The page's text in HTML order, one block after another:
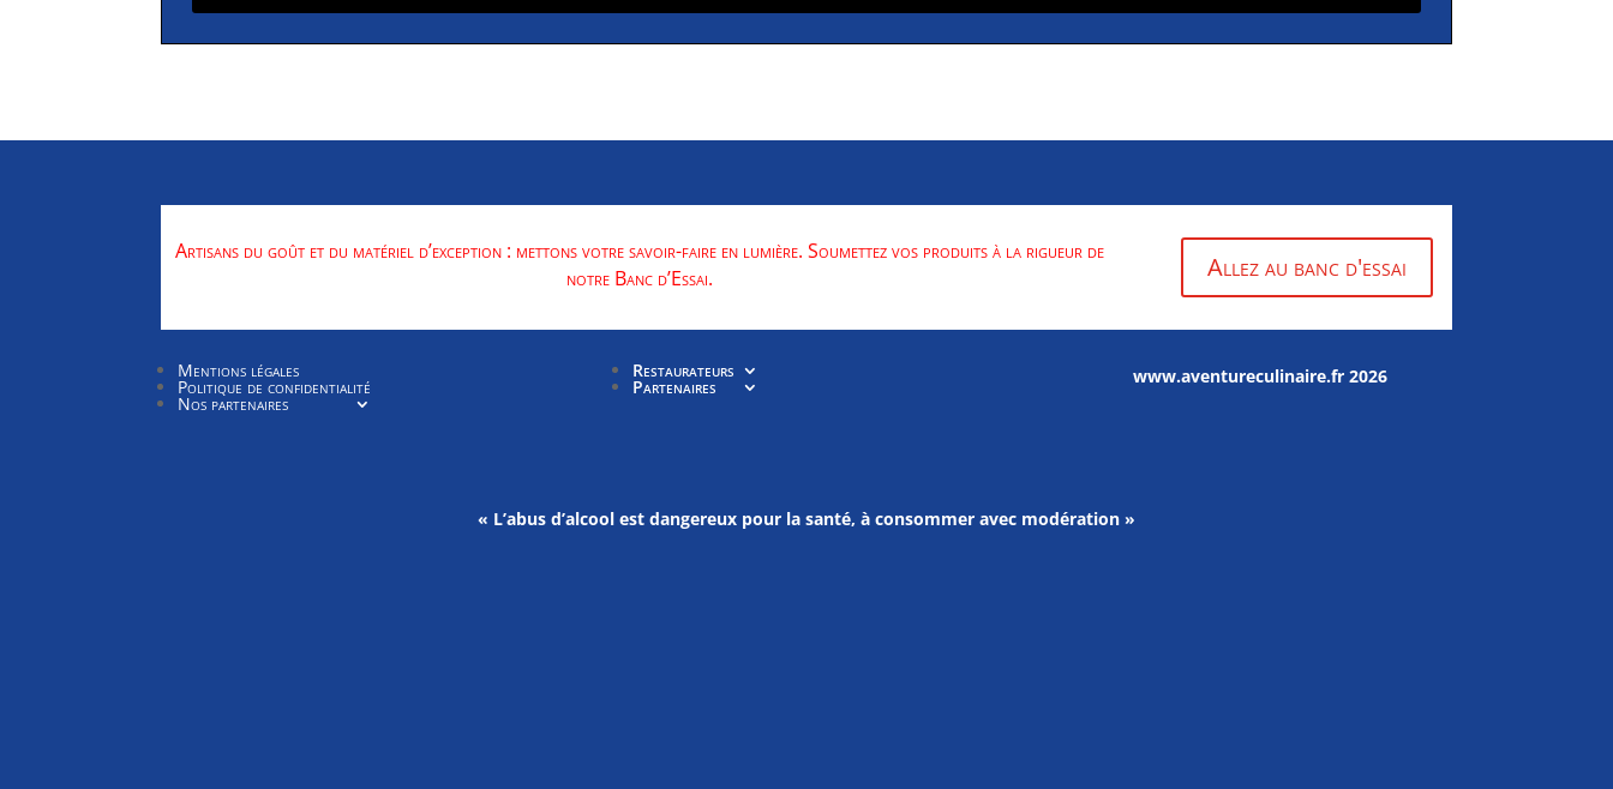
Artisans du goût et du matériel d’exception : mettons votre savoir-faire en lumière. Soumettez vos produits à la rigueur de
notre Banc d’Essai.
Allez au banc d'essai
Mentions légales
Politique de confidentialité
Nos partenaires
Restaurateurs
Partenaires www.aventureculinaire.fr 2026
« L’abus d’alcool est dangereux pour la santé, à consommer avec modération »